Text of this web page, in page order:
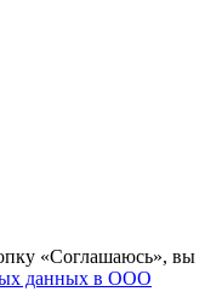
«Соглашаюсь», вы
данных в ООО